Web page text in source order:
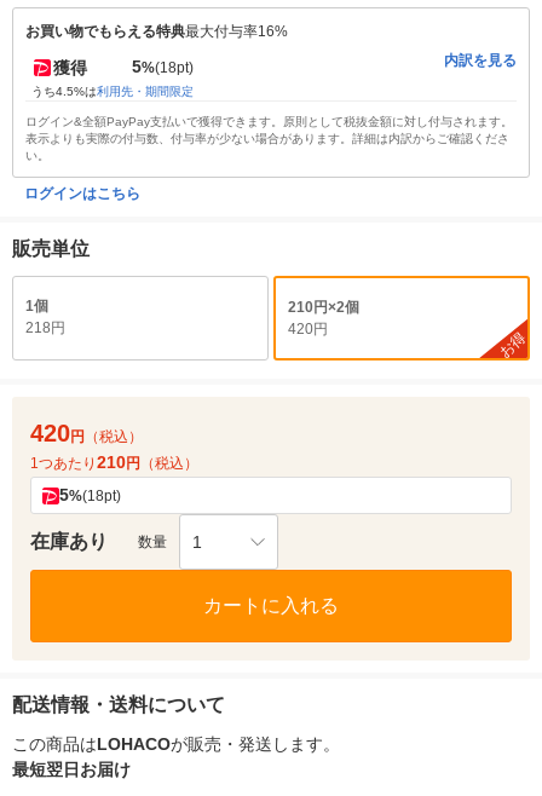
お買い物でもらえる特典最大付与率16%
獲得 5%(18pt)
うち4.5%は利用先・期間限定
内訳を見る
ログイン&全額PayPay支払いで獲得できます。原則として税抜金額に対し付与されます。
表示よりも実際の付与数、付与率が少ない場合があります。詳細は内訳からご確認くださ
い。
ログインはこちら
販売単位
1個
218円
210円×2個
420円
お得
420円
（税込）
1つあたり 210円 （税込）
5%(18pt)
在庫あり 数量 1
カートに入れる
配送情報・送料について
この商品はLOHACOが販売・発送します。
最短翌日お届け